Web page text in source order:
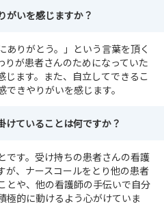
がいを感じますか？
ありがとう。」という言葉を頂く
りが患者さんのためになっていた
じます。また、自立してできるこ
きやりがいを感じます。
けていることは何ですか？
です。受け持ちの患者さんの看護
が、ナースコールをとり他の患者
とや、他の看護師の手伝いで自分
極的に動けるよう心がけていま